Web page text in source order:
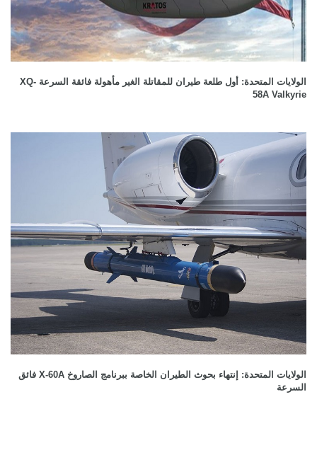
الولايات المتحدة: أول طلعة طيران للمقاتلة الغير مأهولة فائقة السرعة XQ-
58A Valkyrie
الولايات المتحدة: إنتهاء بحوث الطيران الخاصة ببرنامج الصاروخ X-60A فائق
السرعة